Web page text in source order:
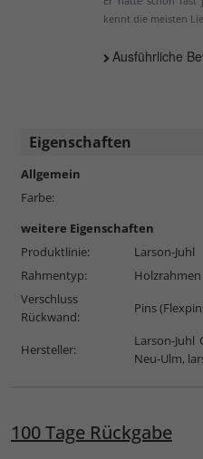
kennt die meisten
Ausführliche
Eigenschaften
Allgemein
Farbe:
weitere Eigenschaften
Produktlinie:
Larson-Juhl
Rahmentyp:
Holzrahmen
Verschluss
Rückwand:
Pins
Hersteller:
Larson-Juhl
Neu-Ulm,
100 Tage Rückgabe